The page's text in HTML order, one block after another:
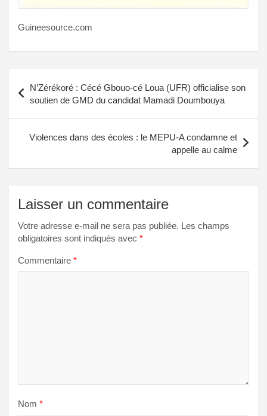
Guineesource.com
de
l’article
N’Zérékoré : Cécé Gbouo-cé Loua (UFR) officialise son
soutien de GMD du candidat Mamadi Doumbouya
Violences dans des écoles : le MEPU-A condamne et
appelle au calme
Laisser un commentaire
Votre adresse e-mail ne sera pas publiée. Les champs
obligatoires sont indiqués avec *
Commentaire *
Nom *